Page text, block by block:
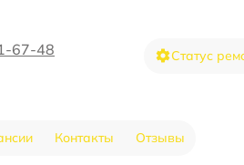
67-48 Статус
Контакты Отзывы